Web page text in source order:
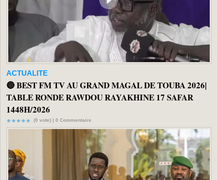
ACTUALITE
🔴 BEST FM TV AU GRAND MAGAL DE TOUBA 2026|
TABLE RONDE RAWDOU RAYAKHINE 17 SAFAR
1448H/2026
(0 vote) | 0 Commentaire